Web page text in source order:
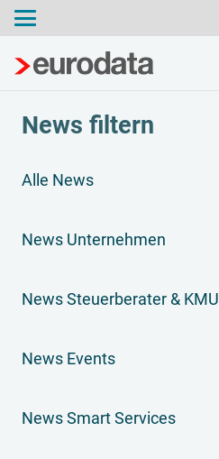
News filtern
Alle News
News Unternehmen
News Steuerberater & KMU
News Events
News Smart Services